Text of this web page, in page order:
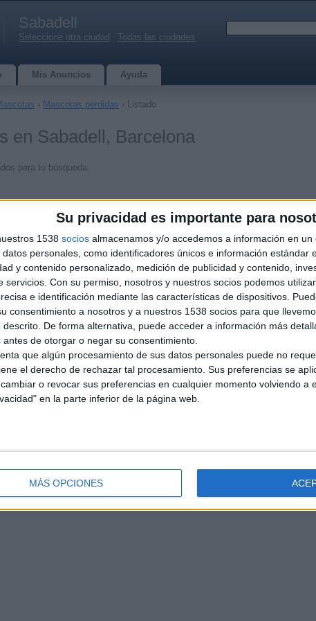
Su privacidad es importante para
1538 socios almacenamos y/o accedemos a información en
datos personales, como identificadores únicos e información estándar
y contenido personalizado, medición de publicidad y contenido,
servicios. Con su permiso, nosotros y nuestros socios podemos
e identificación mediante las características de dispositivos.
consentimiento a nosotros y a nuestros 1538 socios para que
descrito. De forma alternativa, puede acceder a información más
antes de otorgar o negar su consentimiento.
que algún procesamiento de sus datos personales puede no
el derecho de rechazar tal procesamiento. Sus preferencias se
cambiar o revocar sus preferencias en cualquier momento volviendo a
en la parte inferior de la página web.
MÁS OPCIONES
Sabadell
Seleccione otra ciudad Todas las ciudades
Mis Anuncios Ayuda
› Mascotas perdidas › Listado
en Sabadell, Barcelona
para tu búsqueda.